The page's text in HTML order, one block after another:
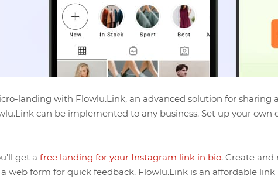
landing with Flowlu.Link, an advanced solution for sharing
can be implemented to any business. Set up your
get a free landing for your Instagram link in bio. Create
web form for quick feedback. Flowlu.Link is an affordable